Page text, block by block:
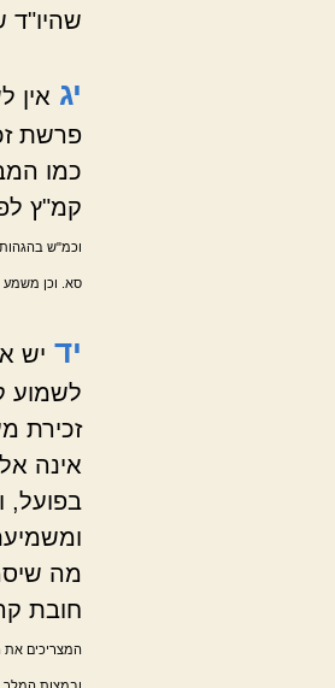
שהיו"ד
יג אין
פרשת
כמו
קמ"ץ
וכמ"ש
סא. וכן משמע
יד יש
לשמוע
זכירת
אינה
בפועל,
מה
חובת
המצריכים את